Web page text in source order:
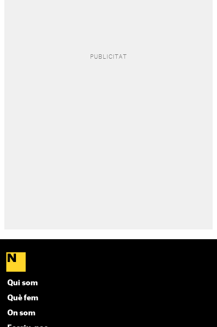
Qui som
Què fem
On som